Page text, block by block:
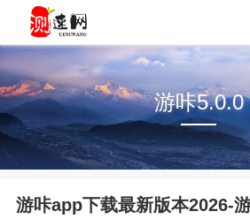
游咔5.0.0
游咔app下载最新版本2026-